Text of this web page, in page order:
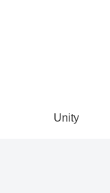
Unity